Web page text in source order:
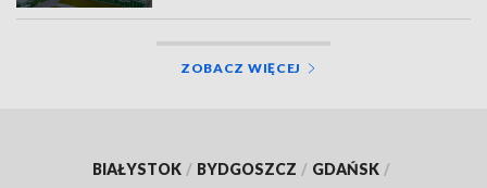
ZOBACZ WIĘCEJ
BIAŁYSTOK / BYDGOSZCZ / GDAŃSK /